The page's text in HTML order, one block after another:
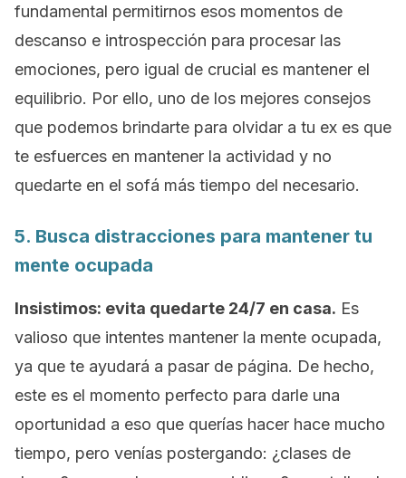
fundamental permitirnos esos momentos de
descanso e introspección para procesar las
emociones, pero igual de crucial es mantener el
equilibrio. Por ello, uno de los mejores consejos
que podemos brindarte para olvidar a tu ex es que
te esfuerces en mantener la actividad y no
quedarte en el sofá más tiempo del necesario.
5. Busca distracciones para mantener tu
mente ocupada
Insistimos: evita quedarte 24/7 en casa. Es
valioso que intentes mantener la mente ocupada,
ya que te ayudará a pasar de página. De hecho,
este es el momento perfecto para darle una
oportunidad a eso que querías hacer hace mucho
tiempo, pero venías postergando: ¿clases de